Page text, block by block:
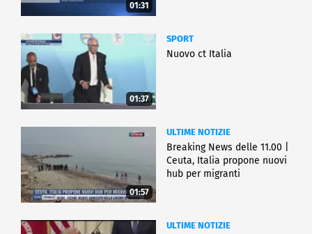
01:31
01:37
SPORT
Nuovo ct Italia
01:57
ULTIME NOTIZIE
Breaking News delle 11.00 |
Ceuta, Italia propone nuovi
hub per migranti
ULTIME NOTIZIE